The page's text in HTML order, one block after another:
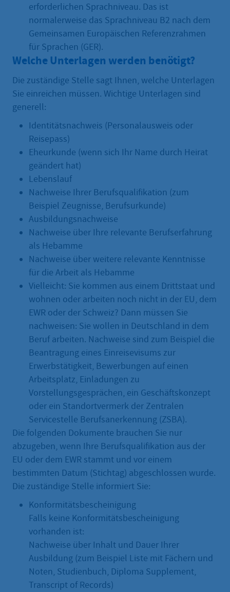
erforderlichen Sprachniveau. Das ist
normalerweise das Sprachniveau B2 nach dem
Gemeinsamen Europäischen Referenzrahmen
für Sprachen (GER).
Welche Unterlagen werden benötigt?
Die zuständige Stelle sagt Ihnen, welche Unterlagen
Sie einreichen müssen. Wichtige Unterlagen sind
generell:
Identitätsnachweis (Personalausweis oder
Reisepass)
Eheurkunde (wenn sich Ihr Name durch Heirat
geändert hat)
Lebenslauf
Nachweise Ihrer Berufsqualifikation (zum
Beispiel Zeugnisse, Berufsurkunde)
Ausbildungsnachweise
Nachweise über Ihre relevante Berufserfahrung
als Hebamme
Nachweise über weitere relevante Kenntnisse
für die Arbeit als Hebamme
Vielleicht: Sie kommen aus einem Drittstaat und
wohnen oder arbeiten noch nicht in der EU, dem
EWR oder der Schweiz? Dann müssen Sie
nachweisen: Sie wollen in Deutschland in dem
Beruf arbeiten. Nachweise sind zum Beispiel die
Beantragung eines Einreisevisums zur
Erwerbstätigkeit, Bewerbungen auf einen
Arbeitsplatz, Einladungen zu
Vorstellungsgesprächen, ein Geschäftskonzept
oder ein Standortvermerk der Zentralen
Servicestelle Berufsanerkennung (ZSBA).
Die folgenden Dokumente brauchen Sie nur
abzugeben, wenn Ihre Berufsqualifikation aus der
EU oder dem EWR stammt und vor einem
bestimmten Datum (Stichtag) abgeschlossen wurde.
Die zuständige Stelle informiert Sie:
Konformitätsbescheinigung
Falls keine Konformitätsbescheinigung
vorhanden ist:
Nachweise über Inhalt und Dauer Ihrer
Ausbildung (zum Beispiel Liste mit Fächern und
Noten, Studienbuch, Diploma Supplement,
Transcript of Records)